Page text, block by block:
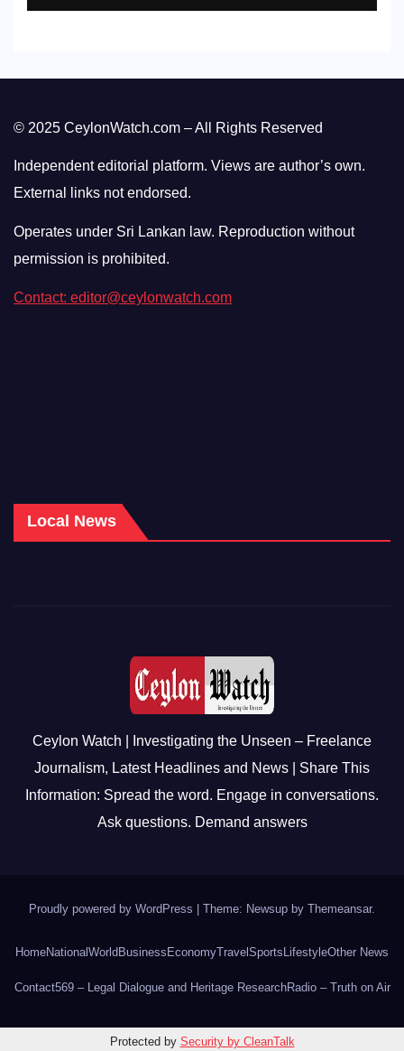
© 2025 CeylonWatch.com – All Rights Reserved
Independent editorial platform. Views are author’s own.
External links not endorsed.
Operates under Sri Lankan law. Reproduction without
permission is prohibited.
Contact: editor@ceylonwatch.com
Local News
Ceylon Watch | Investigating the Unseen – Freelance
Journalism, Latest Headlines and News | Share This
Information: Spread the word. Engage in conversations.
Ask questions. Demand answers
Proudly powered by WordPress | Theme: Newsup by Themeansar.
HomeNationalWorld Business EconomyTravel Sports LifestyleOther News
Contact569 – Legal Dialogue and Heritage ResearchRadio – Truth on Air
Protected by Security by CleanTalk